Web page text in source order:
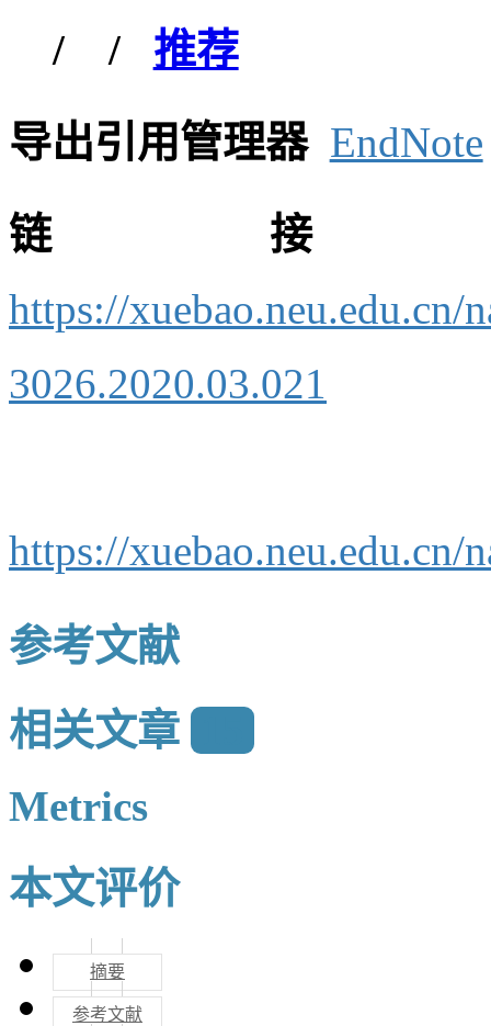
/
/ 推荐
导出引用管理器 EndNote
链
https://
3026.2020.03.021
https://
参考文献
相关文章
Metrics
本文评价
摘要
参考文献